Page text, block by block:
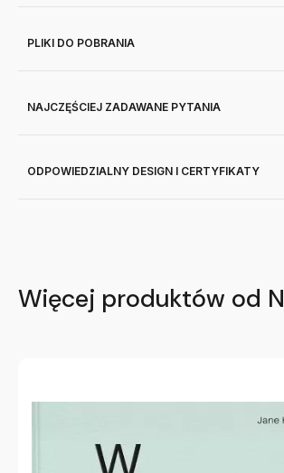
PLIKI DO POBRANIA
NAJCZĘŚCIEJ ZADAWANE PYTANIA
ODPOWIEDZIALNY DESIGN I CERTYFIKATY
Więcej produktów od